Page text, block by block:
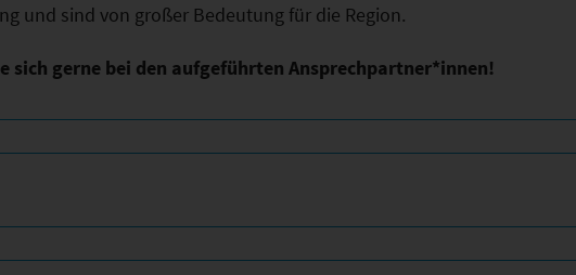
und sind von großer Bedeutung für die Region.
sich gerne bei den aufgeführten Ansprechpartner*innen!